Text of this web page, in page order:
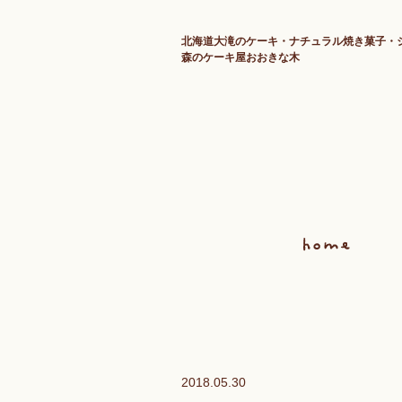
北海道大滝のケーキ・ナチュラル焼き菓子・
森のケーキ屋おおきな木
2018.05.30